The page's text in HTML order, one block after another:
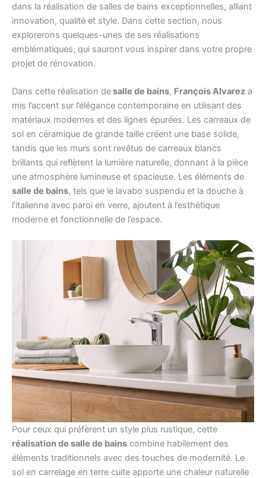
dans la réalisation de salles de bains exceptionnelles, alliant
innovation, qualité et style. Dans cette section, nous
explorerons quelques-unes de ses réalisations
emblématiques, qui sauront vous inspirer dans votre propre
projet de rénovation.
Dans cette réalisation desalle de bains, François Alvarez a
mis l’accent sur l’élégance contemporaine en utilisant des
matériaux modernes et des lignes épurées. Les carreaux de
sol en céramique de grande taille créent une base solide,
tandis que les murs sont revêtus de carreaux blancs
brillants qui reflètent la lumière naturelle, donnant à la pièce
une atmosphère lumineuse et spacieuse. Les éléments de
salle de bains, tels que le lavabo suspendu et la douche à
l’italienne avec paroi en verre, ajoutent à l’esthétique
moderne et fonctionnelle de l’espace.
Pour ceux qui préfèrent un style plus rustique, cette
réalisation de salle de bains combine habilement des
éléments traditionnels avec des touches de modernité. Le
sol en carrelage en terre cuite apporte une chaleur naturelle